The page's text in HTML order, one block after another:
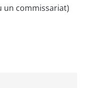
un commissariat)